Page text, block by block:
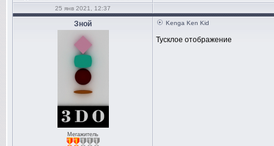
25 янв 2021, 12:37
Зной
Мегажитель
Kenga Ken Kid
Тусклое отображение